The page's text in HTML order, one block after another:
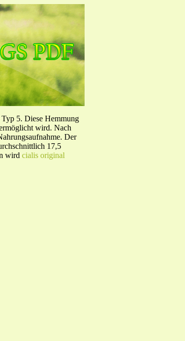
5. Diese Hemmung
wird. Nach
Der
17,5
wird cialis original